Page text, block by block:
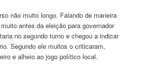
não muito longo. Falando de maneira
antes da eleição para governador
no segundo turno e chegou a indicar
Segundo ele muitos o criticaram,
e alheio ao jogo político local.